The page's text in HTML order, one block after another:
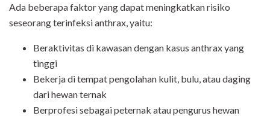
Ada beberapa faktor yang dapat meningkatkan risiko
seseorang terinfeksi anthrax, yaitu:
Beraktivitas di kawasan dengan kasus anthrax yang
tinggi
Bekerja di tempat pengolahan kulit, bulu, atau daging
dari hewan ternak
Berprofesi sebagai peternak atau pengurus hewan